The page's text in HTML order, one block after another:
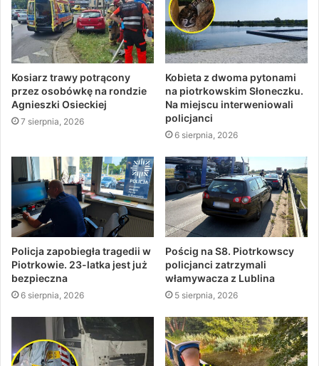
Kosiarz trawy potrącony
przez osobówkę na rondzie
Agnieszki Osieckiej
7 sierpnia, 2026
Kobieta z dwoma pytonami
na piotrkowskim Słoneczku.
Na miejscu interweniowali
policjanci
6 sierpnia, 2026
Policja zapobiegła tragedii w
Piotrkowie. 23-latka jest już
bezpieczna
6 sierpnia, 2026
Pościg na S8. Piotrkowscy
policjanci zatrzymali
włamywacza z Lublina
5 sierpnia, 2026